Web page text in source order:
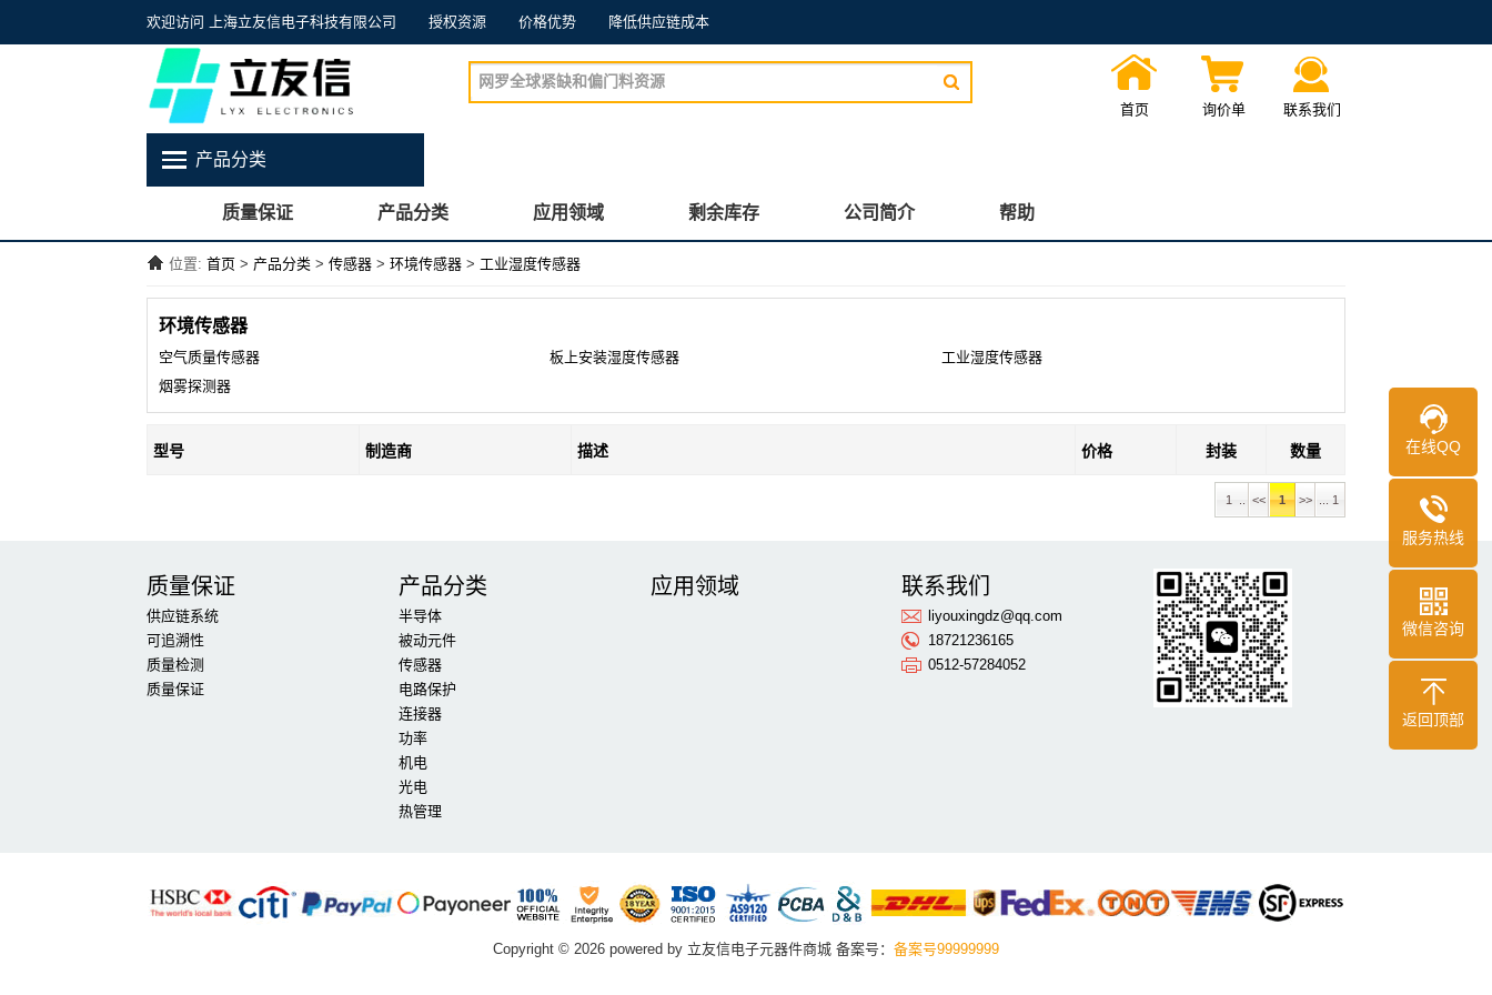
欢迎访问 上海立友信电子科技有限公司 授权资源 价格优势 降低供应链成本
首页 询价单 联系我们
产品分类
质量保证 产品分类 应用领域 剩余库存 公司简介 帮助
位置: 首页 > 产品分类 > 传感器 > 环境传感器 > 工业湿度传感器
环境传感器
空气质量传感器 板上安装湿度传感器
工业湿度传感器
烟雾探测器
型号 制造商 描述 价格 封装 数量
1 .. << 1 >> ... 1
质量保证
供应链系统
可追溯性
质量检测
质量保证
产品分类
半导体
被动元件
传感器
电路保护
连接器
功率
机电
光电
热管理
应用领域 联系我们
liyouxingdz@qq.com
18721236165
0512-57284052
五问通信乱象：用户信息为何会泄露？
要想印度混的好，魅族还缺三样宝 美消费者报告：特斯拉Model S得分超过满分
HTC裁员也闹心：被指程序不合法
马云手下的恒生电子，被证监会罚“哭”了
马云谈农村淘宝：很骄傲与你们同行
Copyright © 2026 powered by 立友信电子元器件商城 备案号： 备案号99999999
在线QQ
服务热线
微信咨询
返回顶部